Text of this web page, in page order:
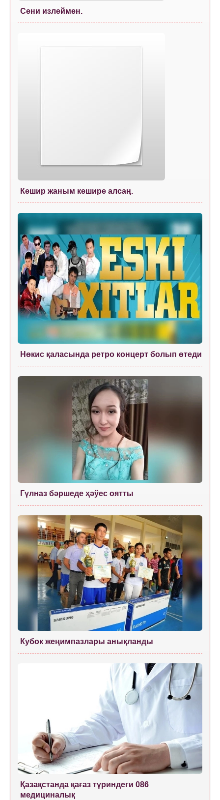
Сени излеймен.
Кешир жаным кешире алсаң.
Нөкис қаласында ретро концерт болып өтеди
Гүлназ бәршеде ҳәўес оятты
Кубок жеңимпазлары анықланды
Қазақстанда қағаз түриндеги 086
медициналық